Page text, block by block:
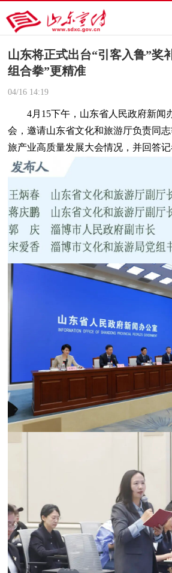
山东将正式出台“引客入鲁”奖
组合拳”更精准
04/16 14:19
4月 15下午，山东省人民政府新闻
会，邀请山东省文化和旅游厅负责同
旅产业高质量发展大会情况，并回答记